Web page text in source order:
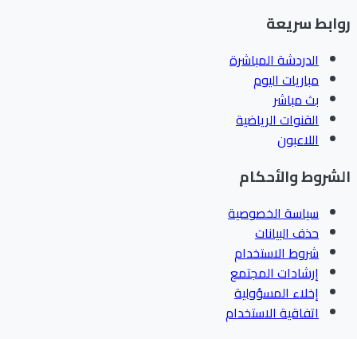
سريعة
الدردشة المباشرة
مباريات اليوم
بث مباشر
القنوات الرياضية
اللاعبون
والأحكام
سياسة الخصوصية
حذف البيانات
شروط الاستخدام
إرشادات المجتمع
إخلاء المسؤولية
اتفاقية الاستخدام